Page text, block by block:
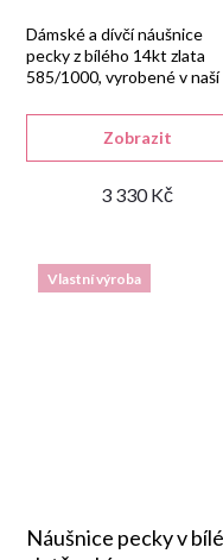
3 330 Kč
Zobrazit
Dámské a dívčí náušnice
pecky z bílého 14kt zlata
585/1000, vyrobené v naší
kulatým světlemodrým
syntetickým akvamarínem.
Vlastní výroba
Náušnice pecky v bílé